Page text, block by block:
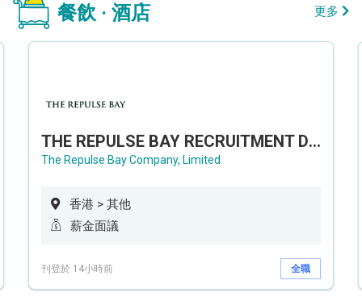
餐飲 · 酒店 更多
THE REPULSE BAY RECRUITMENT DAY 淺水灣影灣園人才招聘會
The Repulse Bay Company, Limited
香港 > 其他
薪金面議
刊登於 14小時前 全職